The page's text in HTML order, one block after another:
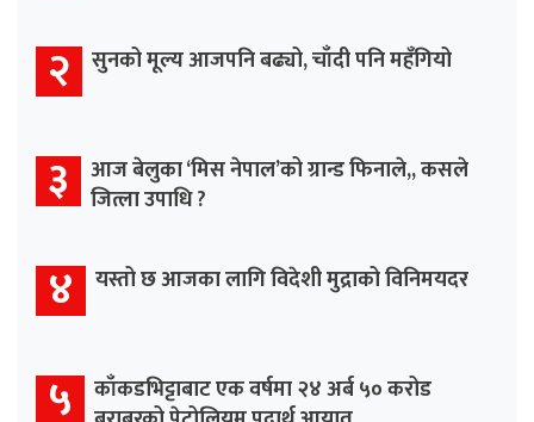
२ सुनको मूल्य आजपनि बढ्यो, चाँदी पनि महँगियो
३ आज बेलुका ‘मिस नेपाल’को ग्रान्ड फिनाले,, कसले
जित्ला उपाधि ?
४ यस्तो छ आजका लागि विदेशी मुद्राको विनिमयदर
५ काँकडभिट्टाबाट एक वर्षमा २४ अर्ब ५० करोड